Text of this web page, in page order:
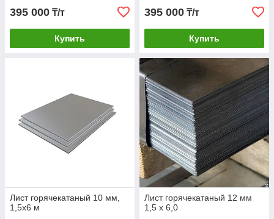
395 000 ₸/т
Купить
395 000 ₸/т
Купить
Лист горячекатаный 10 мм,
1,5х6 м
Лист горячекатаный 12 мм
1,5 х 6,0